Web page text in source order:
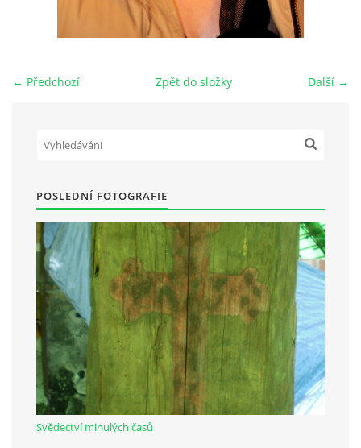
MÍSTO PRO VAŠE VZKAZY!!
Občanská vzdělávací jednota "Komenský" v Choceradech z.s.
257 24 Chocerady
IČ: 498 28 614
Kontaktní osoba:
Mgr. Miroslava Cinkeisová
723 967 851
Mirkaci@email.cz
© 2026 eStránky.cz RSS
← Předchozí Další →
Zpět do složky
POSLEDNÍ FOTOGRAFIE
Svědectví minulých časů